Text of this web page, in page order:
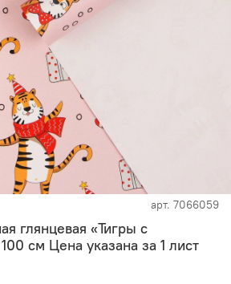
арт. 7066059
глянцевая «Тигры с
см Цена указана за 1 лист